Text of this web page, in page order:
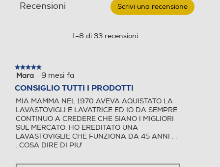
CLEAN
Recensioni Scrivi una recensione
Questa
1–8 di 33 recensioni
★★★★★
★★★★★
5
5
stelle.
Mara · 9 mesi fa
CONSIGLIO TUTTI I PRODOTTI
MIA MAMMA NEL 1970 AVEVA AQUISTATO LA
LAVASTOVIGLI E LAVATRICE ED IO DA SEMPRE
CONTINUO A CREDERE CHE SIANO I MIGLIORI
SUL MERCATO. HO EREDITATO UNA
LAVASTOVIGLIE CHE FUNZIONA DA 45 ANNI . .
. COSA DIRE DI PIU'